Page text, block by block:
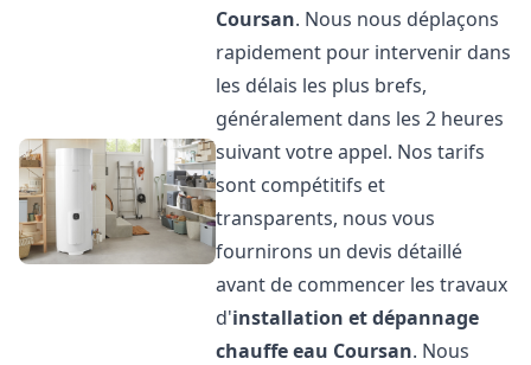
Coursan. Nous nous déplaçons
rapidement pour intervenir dans
les délais les plus brefs,
généralement dans les 2 heures
suivant votre appel. Nos tarifs
sont compétitifs et
transparents, nous vous
fournirons un devis détaillé
avant de commencer les travaux
d'installation et dépannage
chauffe eau Coursan. Nous